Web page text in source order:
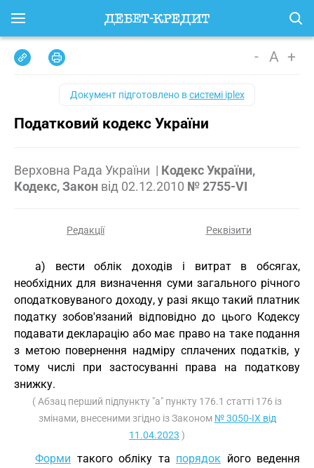
- A +
Документ підготовлено всистемі iplex
Податковий кодекс України
Верховна Рада України | Кодекс України,
Кодекс, Закон від 02.12.2010 № 2755-VI
Редакції Реквізити
а) вести облік доходів і витрат в обсягах,
необхідних для визначення суми загального річного
оподатковуваного доходу, у разі якщо такий платник
податку зобов'язаний відповідно до цього Кодексу
подавати декларацію або має право на таке подання
з метою повернення надміру сплачених податків, у
тому числі при застосуванні права на податкову
знижку.
( Абзац перший підпункту "а" пункту 176.1 статті 176 із
змінами, внесеними згідно із Законом № 3050-IX від
11.04.2023 )
Форми такого обліку та порядок його ведення